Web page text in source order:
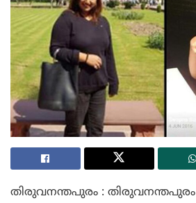
തിരുവനന്തപുരം : തിരുവനന്തപുരം